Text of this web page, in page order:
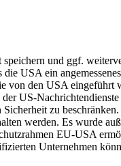
und ggf.
USA ein
den USA
US-
zu
werden. Es wurde
EU-USA
Unternehmen